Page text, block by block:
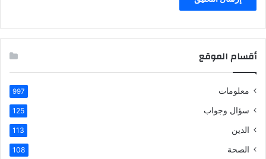
أقسام الموقع
معلومات 997
سؤال وجواب 125
الدين 113
الصحة 108